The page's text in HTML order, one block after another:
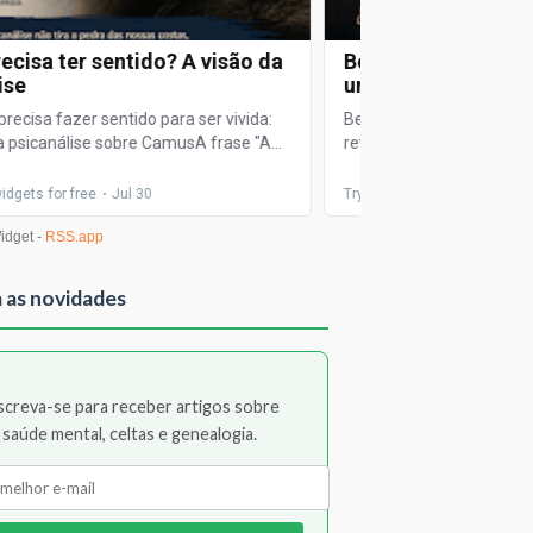
as novidades
se para receber artigos sobre
saúde mental, celtas e genealogia.